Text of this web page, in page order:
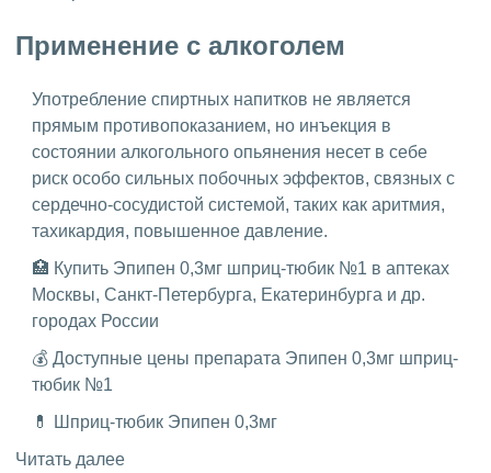
Применение с алкоголем
Употребление спиртных напитков не является
прямым противопоказанием, но инъекция в
состоянии алкогольного опьянения несет в себе
риск особо сильных побочных эффектов, связных с
сердечно-сосудистой системой, таких как аритмия,
тахикардия, повышенное давление.
🏥 Купить Эпипен 0,3мг шприц-тюбик №1 в аптеках
Москвы, Санкт-Петербурга, Екатеринбурга и др.
городах России
💰 Доступные цены препарата Эпипен 0,3мг шприц-
тюбик №1
💊 Шприц-тюбик Эпипен 0,3мг
Читать далее